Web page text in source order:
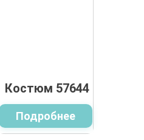
Костюм 57644
Подробнее